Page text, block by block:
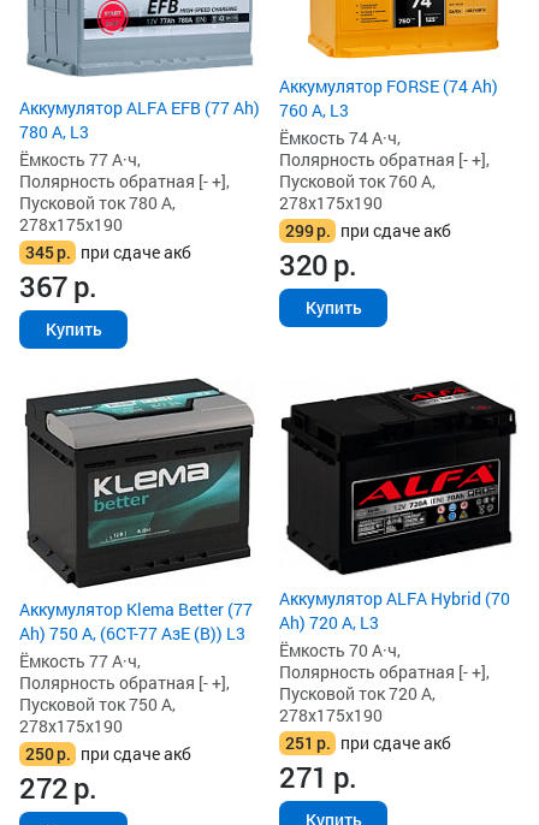
Аккумулятор ALFA EFB (77 Ah)
780 А, L3
Ёмкость 77 А·ч,
Полярность обратная [- +],
Пусковой ток 780 А,
278x175x190
345р. при сдаче акб
367р.
Купить
Аккумулятор FORSE (74 Ah)
760 А, L3
Ёмкость 74 А·ч,
Полярность обратная [- +],
Пусковой ток 760 А,
278x175x190
299р. при сдаче акб
320р.
Купить
Аккумулятор Klema Better (77
Ah) 750 А, (6СТ-77 АзЕ (B)) L3
Ёмкость 77 А·ч,
Полярность обратная [- +],
Пусковой ток 750 А,
278x175x190
250р. при сдаче акб
272р.
Аккумулятор ALFA Hybrid (70
Ah) 720 А, L3
Ёмкость 70 А·ч,
Полярность обратная [- +],
Пусковой ток 720 А,
278x175x190
251 р. при сдаче акб
271 р.
Купить